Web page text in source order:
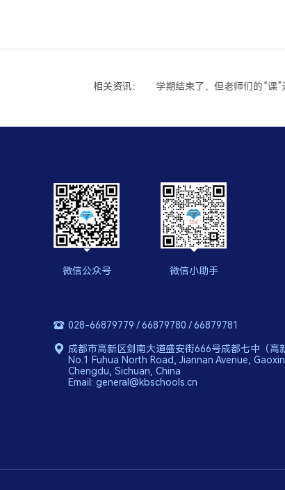
相关资讯：
三年规划，从今天开始：致2026级新生家庭的一封“成长邀请函” 学期结束了，但老师们的“课”
微信公众号 微信小助手
028-66879779 / 66879780 / 66879781
成都市高新区剑南大道盛安街666号成都七中（高
No.1 Fuhua North Road, Jiannan Avenue,
Chengdu, Sichuan, China
Email: general@kbschools.cn